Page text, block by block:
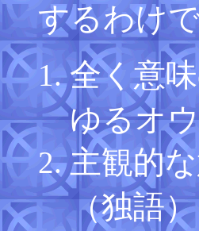
するわけ
全く意
ゆるオ
主観的
（独語）